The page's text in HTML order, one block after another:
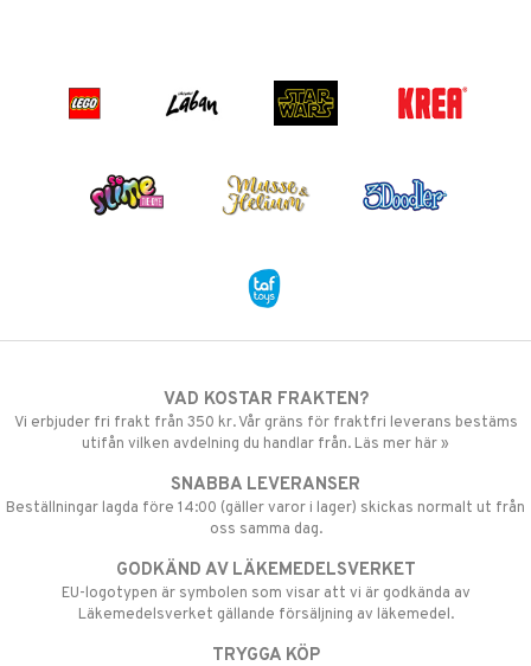
VAD KOSTAR FRAKTEN?
Vi erbjuder fri frakt från 350 kr. Vår gräns för fraktfri leverans bestäms
utifån vilken avdelning du handlar från. Läs mer här »
SNABBA LEVERANSER
Beställningar lagda före 14:00 (gäller varor i lager) skickas normalt ut från
oss samma dag.
GODKÄND AV LÄKEMEDELSVERKET
EU-logotypen är symbolen som visar att vi är godkända av
Läkemedelsverket gällande försäljning av läkemedel.
TRYGGA KÖP